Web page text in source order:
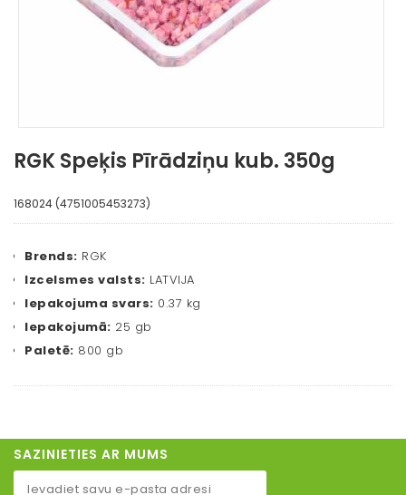
RGK Speķis Pīrādziņu kub. 350g
168024 (4751005453273)
Brends: RGK
Izcelsmes valsts: LATVIJA
Iepakojuma svars: 0.37 kg
Iepakojumā: 25 gb
Paletē: 800 gb
SAZINIETIES AR MUMS